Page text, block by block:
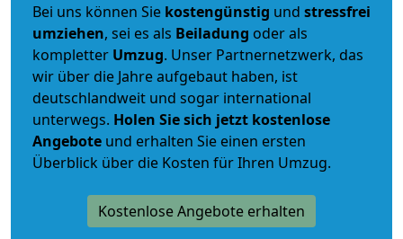
Bei uns können Sie kostengünstig und stressfrei
umziehen, sei es als Beiladung oder als
kompletter Umzug. Unser Partnernetzwerk, das
wir über die Jahre aufgebaut haben, ist
deutschlandweit und sogar international
unterwegs. Holen Sie sich jetzt kostenlose
Angebote und erhalten Sie einen ersten
Überblick über die Kosten für Ihren Umzug.
Kostenlose Angebote erhalten